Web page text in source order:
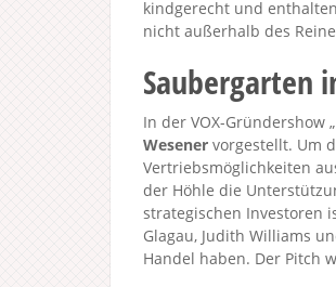
kindgerecht und
nicht außerhalb des
Saubergarten
In der VOX-Gründershow
Wesener vorgestellt. Um
Vertriebsmöglichkeiten
der Höhle die
strategischen Investoren
Glagau, Judith Williams
Handel haben. Der Pitch